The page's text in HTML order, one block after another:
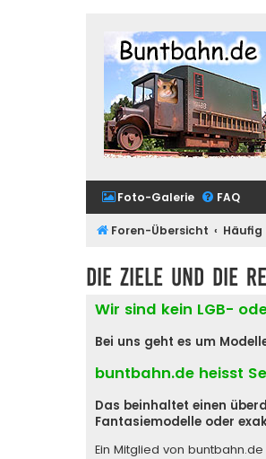
Foto-Galerie FAQ
Foren-Übersicht
Die Ziele und die
Wir sind kein LGB-
Bei uns geht es um
buntbahn.de heisst
Das beinhaltet einen
Fantasiemodelle oder
Ein Mitglied von